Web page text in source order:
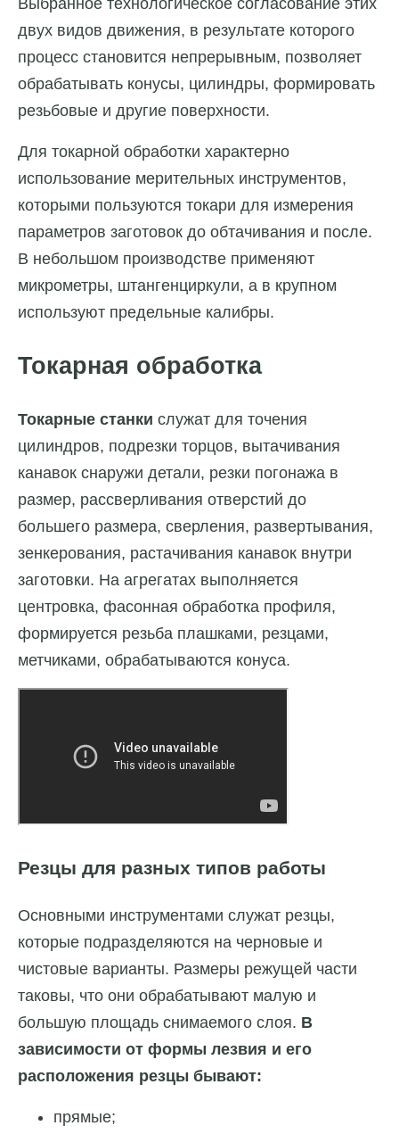
Выбранное технологическое согласование этих
двух видов движения, в результате которого
процесс становится непрерывным, позволяет
обрабатывать конусы, цилиндры, формировать
резьбовые и другие поверхности.
Для токарной обработки характерно
использование мерительных инструментов,
которыми пользуются токари для измерения
параметров заготовок до обтачивания и после.
В небольшом производстве применяют
микрометры, штангенциркули, а в крупном
используют предельные калибры.
Токарная обработка
Токарные станки служат для точения
цилиндров, подрезки торцов, вытачивания
канавок снаружи детали, резки погонажа в
размер, рассверливания отверстий до
большего размера, сверления, развертывания,
зенкерования, растачивания канавок внутри
заготовки. На агрегатах выполняется
центровка, фасонная обработка профиля,
формируется резьба плашками, резцами,
метчиками, обрабатываются конуса.
Резцы для разных типов работы
Основными инструментами служат резцы,
которые подразделяются на черновые и
чистовые варианты. Размеры режущей части
таковы, что они обрабатывают малую и
большую площадь снимаемого слоя. В
зависимости от формы лезвия и его
расположения резцы бывают:
прямые;